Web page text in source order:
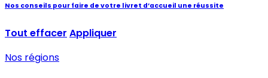
Nos conseils pour faire de votre livret d’accueil une réussite
Tout effacer Appliquer
Nos régions